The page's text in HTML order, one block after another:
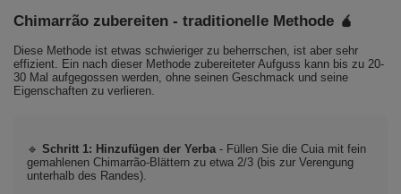
Chimarrão zubereiten - traditionelle Methode 🧉
Diese Methode ist etwas schwieriger zu beherrschen, ist aber sehr
effizient. Ein nach dieser Methode zubereiteter Aufguss kann bis zu 20-
30 Mal aufgegossen werden, ohne seinen Geschmack und seine
Eigenschaften zu verlieren.
🔹 Schritt 1: Hinzufügen der Yerba- Füllen Sie die Cuia mit fein
gemahlenen Chimarrão-Blättern zu etwa 2/3 (bis zur Verengung
unterhalb des Randes).